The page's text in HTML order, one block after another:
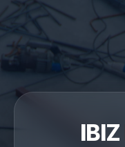
IBIZ